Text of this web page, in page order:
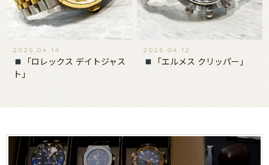
2025.04.14
「ロレックス デイトジャス
ト」
2025.04.12
「エルメス クリッパー」